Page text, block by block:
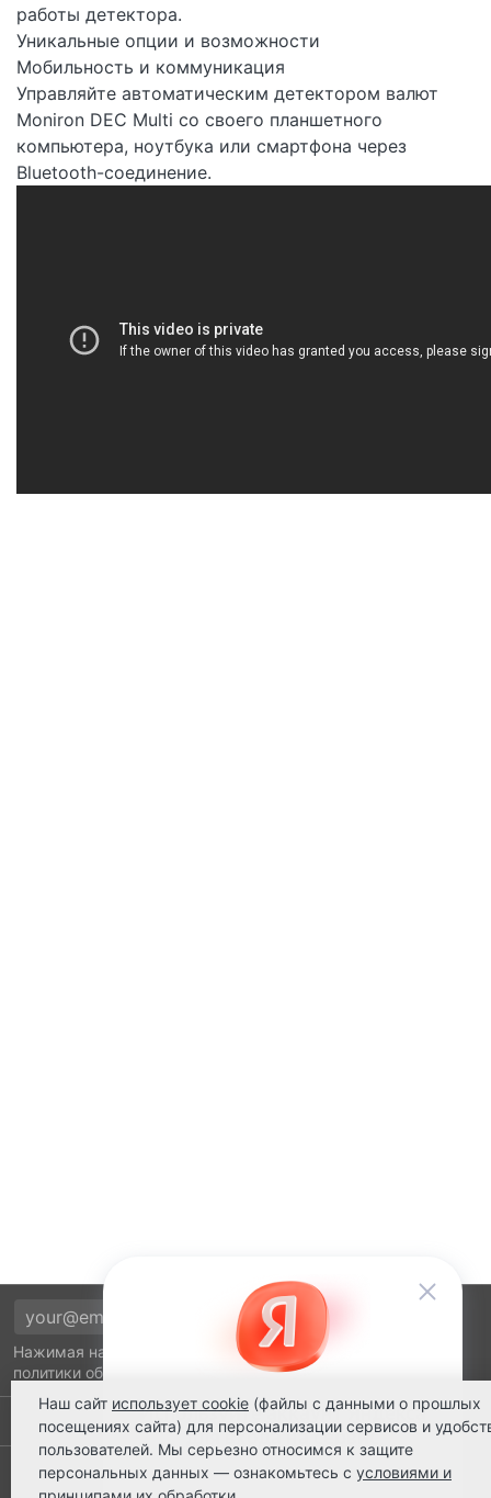
работы детектора.
Уникальные опции и возможности
Мобильность и коммуникация
Управляйте автоматическим детектором валют
Moniron DEC Multi со своего планшетного
компьютера, ноутбука или смартфона через
Bluetooth-соединение.
Нажимая на кнопку подтверждения, я принимаю условия
политики обработки персональных данных
Выполнено заказов: 52530
8 800 2018-054
Наш сайт использует cookie (файлы с данными о прошлых
посещениях сайта) для персонализации сервисов и
пользователей. Мы серьезно относимся к защите
персональных данных — ознакомьтесь с условиями и